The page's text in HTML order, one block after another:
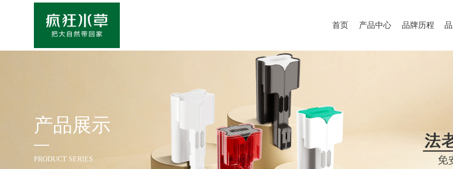
首页 产品中心 品牌历程
产品展示
PRODUCT SERIES